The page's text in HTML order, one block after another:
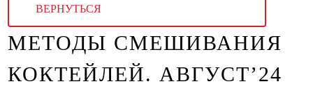
ВЕРНУТЬСЯ
МЕТОДЫ СМЕШИВАНИЯ
КОКТЕЙЛЕЙ. АВГУСТ’24